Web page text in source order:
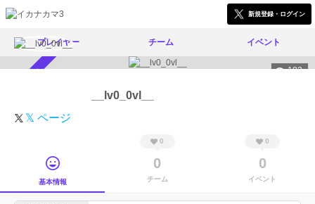
新規登録・ログイン
プレイヤー チーム イベント
182
__lv0_0vl__
𝕏 ページ
基本情報
0
0
チーム
0
0
イベント